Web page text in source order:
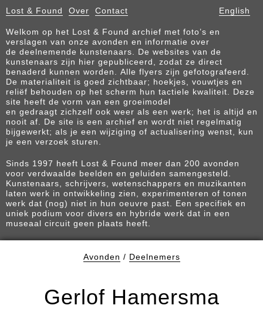
Lost & Found Over Contact English
Welkom op het Lost & Found archief met foto’s en
verslagen van onze avonden en informatie over
de deelnemende kunstenaars. De websites van de
kunstenaars zijn hier gepubliceerd, zodat ze direct
benaderd kunnen worden. Alle flyers zijn gefotografeerd.
De materialiteit is goed zichtbaar; hoekjes, vouwtjes en
reliëf behouden op het scherm hun tactiele kwaliteit. Deze
site heeft de vorm van een groeimodel
en gedraagt zichzelf ook weer als een werk; het is altijd en
nooit af. De site is een archief en wordt niet regelmatig
bijgewerkt; als je een wijziging of actualisering wenst, kun
je een verzoek sturen.
Sinds 1997 heeft Lost & Found meer dan 200 avonden
voor verdwaalde beelden en geluiden samengesteld.
Kunstenaars, schrijvers, wetenschappers en muzikanten
laten werk in ontwikkeling zien, experimenteren of tonen
werk dat (nog) niet in hun oeuvre past. Een specifiek en
uniek podium voor divers en hybride werk dat in een
museaal circuit geen plaats heeft.
Avonden / Deelnemers
Gerlof Hamersma